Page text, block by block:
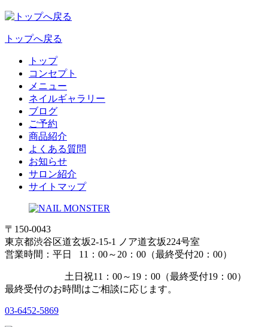
トップへ戻る
トップ
コンセプト
メニュー
ネイルギャラリー
ブログ
ご予約
商品紹介
よくある質問
お知らせ
サロン紹介
サイトマップ
〒150-0043
東京都渋谷区道玄坂2-15-1 ノア道玄坂224号室
営業時間：平日 11：00～20：00（最終受付20：00）
土日祝11：00～19：00（最終受付19：00）
最終受付のお時間はご相談に応じます。
03-6452-5869